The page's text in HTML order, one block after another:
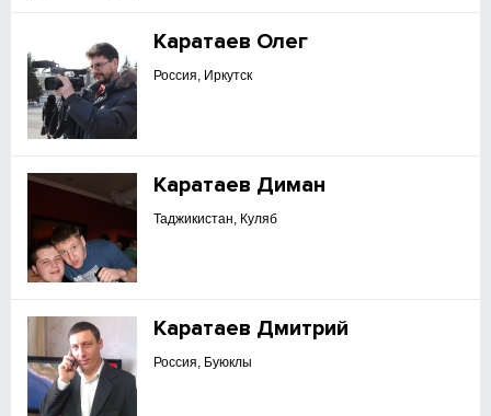
Каратаев Олег
Россия, Иркутск
Каратаев Диман
Таджикистан, Куляб
Каратаев Дмитрий
Россия, Буюклы